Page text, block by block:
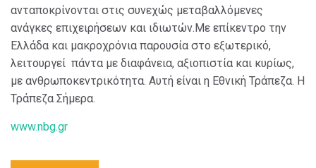
ανταποκρίνονται στις συνεχώς μεταβαλλόμενες
ανάγκες επιχειρήσεων και ιδιωτών.Με επίκεντρο την
Ελλάδα και μακροχρόνια παρουσία στο εξωτερικό,
λειτουργεί πάντα με διαφάνεια, αξιοπιστία και κυρίως,
με ανθρωποκεντρικότητα. Αυτή είναι η Εθνική Τράπεζα. Η
Τράπεζα Σήμερα.
www.nbg.gr